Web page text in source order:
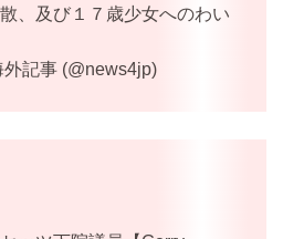
、及び１７歳少女へのわい
記事 (@news4jp)